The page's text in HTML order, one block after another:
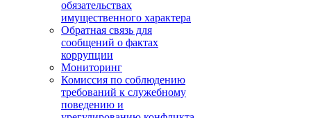
обязательствах
имущественного характера
Обратная связь для
сообщений о фактах
коррупции
Мониторинг
Комиссия по соблюдению
требований к служебному
поведению и